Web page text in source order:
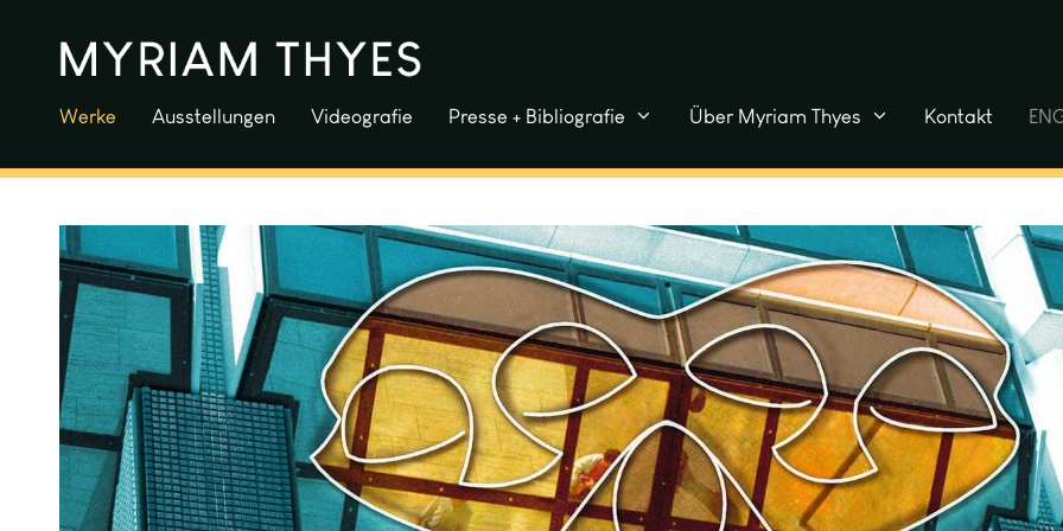
springen
Werke
Ausstellungen Videografie Presse + Bibliografie Über Myriam Thyes Kontakt